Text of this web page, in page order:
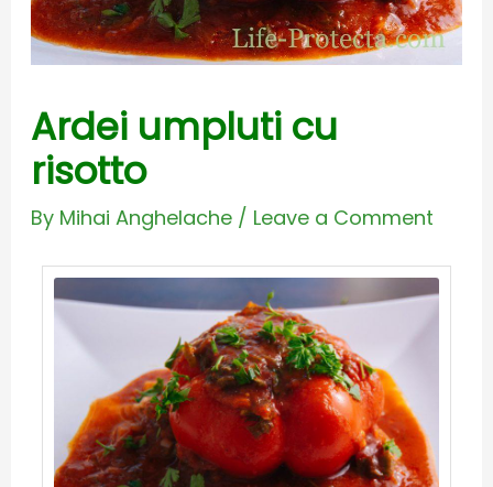
Ardei umpluti cu
risotto
By Mihai Anghelache / Leave a Comment